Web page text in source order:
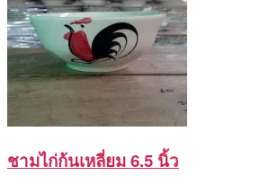
ชามไก่ก้นเหลี่ยม 6.5 นิ้ว